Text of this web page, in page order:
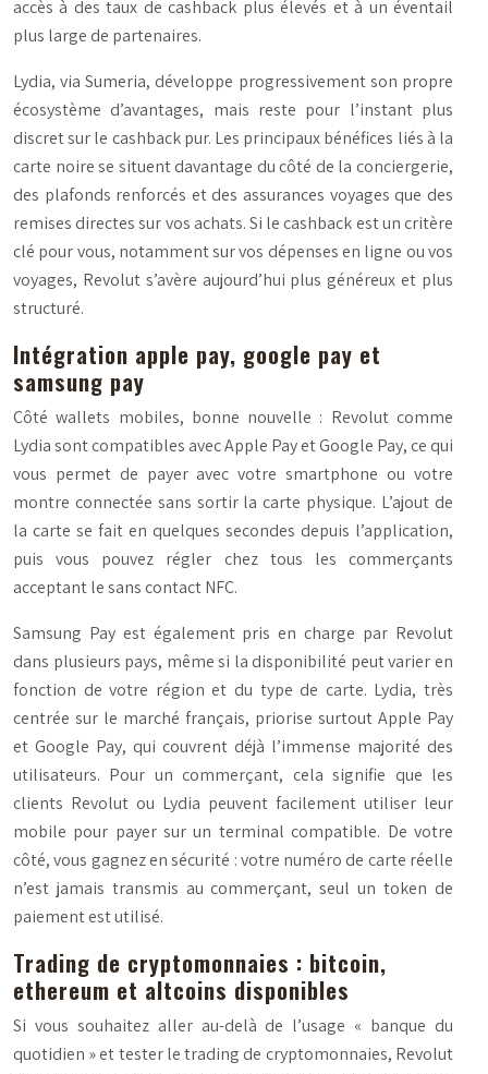
accès à des taux de cashback plus élevés et à un éventail
plus large de partenaires.
Lydia, via Sumeria, développe progressivement son propre
écosystème d’avantages, mais reste pour l’instant plus
discret sur le cashback pur. Les principaux bénéfices liés à la
carte noire se situent davantage du côté de la conciergerie,
des plafonds renforcés et des assurances voyages que des
remises directes sur vos achats. Si le cashback est un critère
clé pour vous, notamment sur vos dépenses en ligne ou vos
voyages, Revolut s’avère aujourd’hui plus généreux et plus
structuré.
Intégration apple pay, google pay et
samsung pay
Côté wallets mobiles, bonne nouvelle : Revolut comme
Lydia sont compatibles avec Apple Pay et Google Pay, ce qui
vous permet de payer avec votre smartphone ou votre
montre connectée sans sortir la carte physique. L’ajout de
la carte se fait en quelques secondes depuis l’application,
puis vous pouvez régler chez tous les commerçants
acceptant le sans contact NFC.
Samsung Pay est également pris en charge par Revolut
dans plusieurs pays, même si la disponibilité peut varier en
fonction de votre région et du type de carte. Lydia, très
centrée sur le marché français, priorise surtout Apple Pay
et Google Pay, qui couvrent déjà l’immense majorité des
utilisateurs. Pour un commerçant, cela signifie que les
clients Revolut ou Lydia peuvent facilement utiliser leur
mobile pour payer sur un terminal compatible. De votre
côté, vous gagnez en sécurité : votre numéro de carte réelle
n’est jamais transmis au commerçant, seul un token de
paiement est utilisé.
Trading de cryptomonnaies : bitcoin,
ethereum et altcoins disponibles
Si vous souhaitez aller au-delà de l’usage « banque du
quotidien » et tester le trading de cryptomonnaies, Revolut